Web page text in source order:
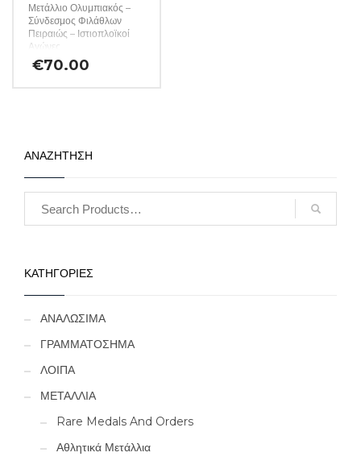
Μετάλλιο Ολυμπιακός –
Σύνδεσμος Φιλάθλων
Πειραιώς – Ιστιοπλοϊκοί
Αγώνες
€70.00
ΑΝΑΖΗΤΗΣΗ
ΚΑΤΗΓΟΡΙΕΣ
ΑΝΑΛΩΣΙΜΑ
ΓΡΑΜΜΑΤΟΣΗΜΑ
ΛΟΙΠΑ
ΜΕΤΑΛΛΙΑ
Rare Medals And Orders
Αθλητικά Μετάλλια